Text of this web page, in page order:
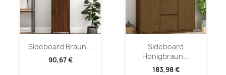
Sideboard Braun...
90,67 €
Sideboard
Honigbraun...
183,98 €